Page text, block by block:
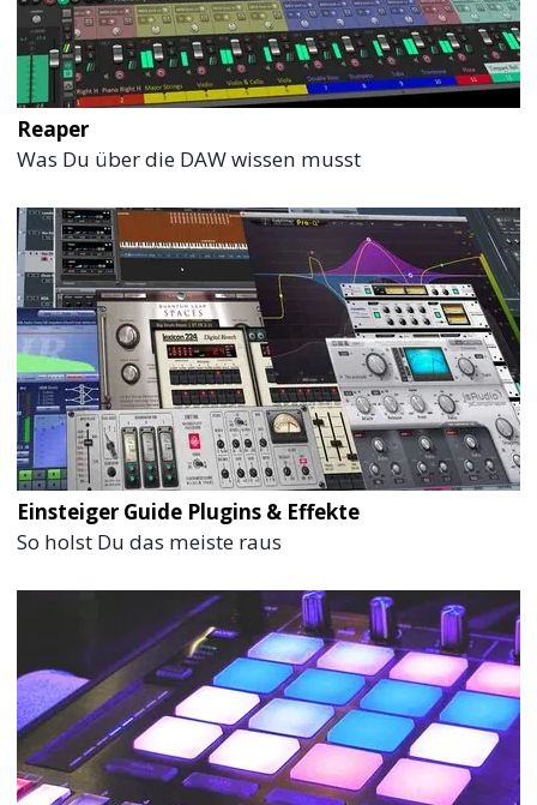
Reaper
Was Du über die DAW wissen musst
Einsteiger Guide Plugins & Effekte
So holst Du das meiste raus